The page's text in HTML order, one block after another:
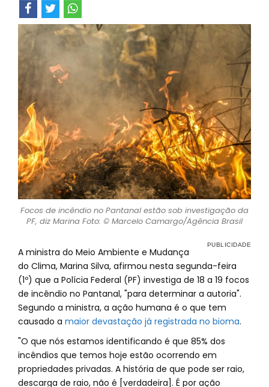
Focos de incêndio no Pantanal estão sob investigação da
PF, diz Marina Foto: © Marcelo Camargo/Agência Brasil
A ministra do Meio Ambiente e Mudança
do Clima, Marina Silva, afirmou nesta segunda-feira
(1º) que a Polícia Federal (PF) investiga de 18 a 19 focos
de incêndio no Pantanal, "para determinar a autoria".
Segundo a ministra, a ação humana é o que tem
causado a maior devastação já registrada no bioma.
"O que nós estamos identificando é que 85% dos
incêndios que temos hoje estão ocorrendo em
propriedades privadas. A história de que pode ser raio,
descarga de raio, não é [verdadeira]. É por ação